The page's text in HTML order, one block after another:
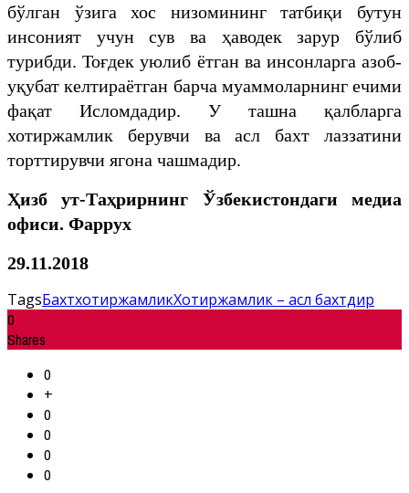
бўлган ўзига хос низомининг татбиқи бутун
инсоният учун сув ва ҳаводек зарур бўлиб
турибди. Тоғдек уюлиб ётган ва инсонларга азоб-
уқубат келтираётган барча муаммоларнинг ечими
фақат Исломдадир. У ташна қалбларга
хотиржамлик берувчи ва асл бахт лаззатини
торттирувчи ягона чашмадир.
Ҳизб ут-Таҳрирнинг Ўзбекистондаги медиа
офиси. Фаррух
29.11.2018
TagsБахтхотиржамликХотиржамлик – асл бахтдир
0
Shares
0
+
0
0
0
0